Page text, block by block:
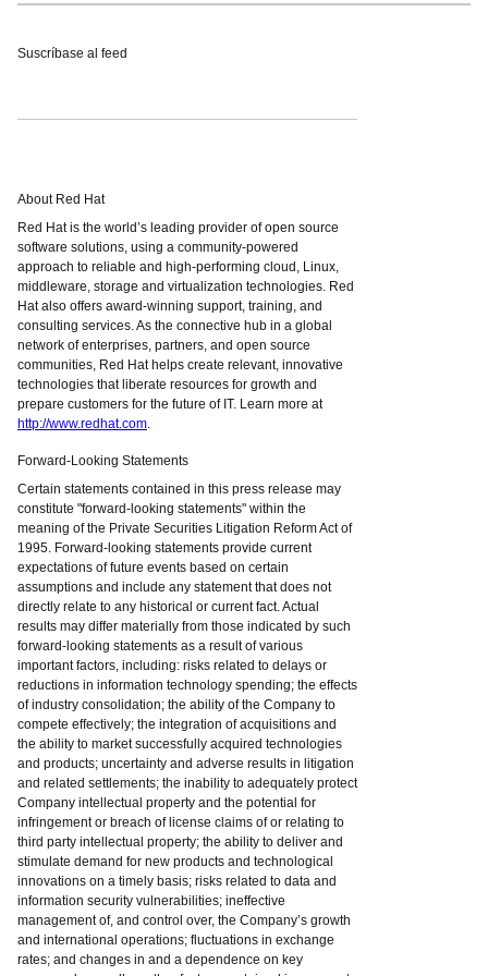
Suscríbase al feed
About Red Hat
Red Hat is the world’s leading provider of open source
software solutions, using a community-powered
approach to reliable and high-performing cloud, Linux,
middleware, storage and virtualization technologies. Red
Hat also offers award-winning support, training, and
consulting services. As the connective hub in a global
network of enterprises, partners, and open source
communities, Red Hat helps create relevant, innovative
technologies that liberate resources for growth and
prepare customers for the future of IT. Learn more at
http://www.redhat.com.
Forward-Looking Statements
Certain statements contained in this press release may
constitute "forward-looking statements" within the
meaning of the Private Securities Litigation Reform Act of
1995. Forward-looking statements provide current
expectations of future events based on certain
assumptions and include any statement that does not
directly relate to any historical or current fact. Actual
results may differ materially from those indicated by such
forward-looking statements as a result of various
important factors, including: risks related to delays or
reductions in information technology spending; the effects
of industry consolidation; the ability of the Company to
compete effectively; the integration of acquisitions and
the ability to market successfully acquired technologies
and products; uncertainty and adverse results in litigation
and related settlements; the inability to adequately protect
Company intellectual property and the potential for
infringement or breach of license claims of or relating to
third party intellectual property; the ability to deliver and
stimulate demand for new products and technological
innovations on a timely basis; risks related to data and
information security vulnerabilities; ineffective
management of, and control over, the Company’s growth
and international operations; fluctuations in exchange
rates; and changes in and a dependence on key